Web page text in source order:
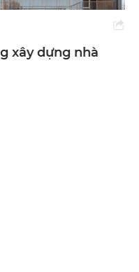
xây dựng nhà